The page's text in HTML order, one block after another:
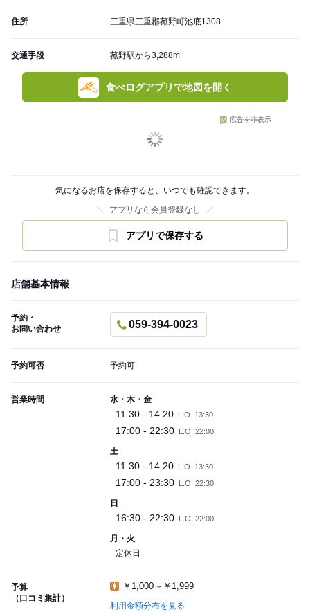
住所 三重県三重郡菰野町池底1308
交通手段 菰野駅から3,288m
食べログアプリで地図を開く
広告を非表示
気になるお店を保存すると、いつでも確認できます。
アプリなら会員登録なし
アプリで保存する
店舗基本情報
予約・
お問い合わせ
059-394-0023
予約可否 予約可
営業時間 水・木・金
11:30 - 14:20 L.O. 13:30
17:00 - 22:30 L.O. 22:00
土
11:30 - 14:20 L.O. 13:30
17:00 - 23:30 L.O. 22:30
日
16:30 - 22:30 L.O. 22:00
月・火
定休日
予算
（口コミ集計）
￥1,000～￥1,999
利用金額分布を見る